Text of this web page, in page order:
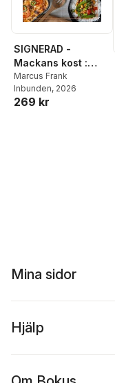
SIGNERAD -
Mackans kost :
Middagar och
matlådor
Marcus Frank
Inbunden, 2026
269 kr
Mina sidor
Hjälp